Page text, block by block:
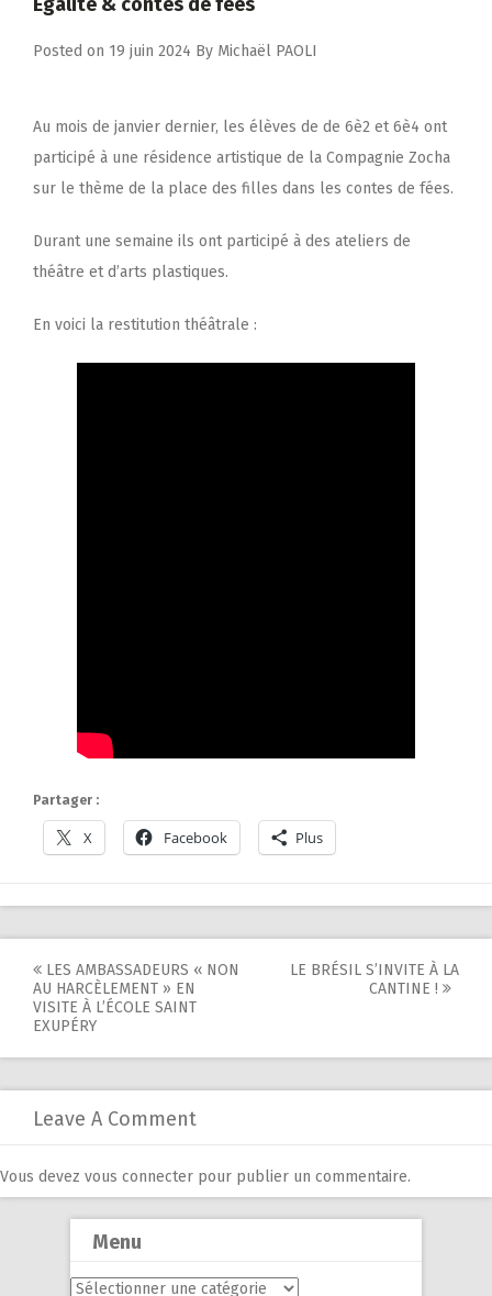
Posted on 19 juin 2024 By Michaël PAOLI
Au mois de janvier dernier, les élèves de de 6è2 et 6è4 ont
participé à une résidence artistique de la Compagnie Zocha
sur le thème de la place des filles dans les contes de fées.
Durant une semaine ils ont participé à des ateliers de
théâtre et d’arts plastiques.
En voici la restitution théâtrale :
Partager :
X Facebook Plus
Post
navigation
LES AMBASSADEURS « NON
AU HARCÈLEMENT » EN
VISITE À L’ÉCOLE SAINT
EXUPÉRY
LE BRÉSIL S’INVITE À LA
CANTINE !
Leave A Comment
Vous devez vous connecter pour publier un commentaire.
Menu
Menu